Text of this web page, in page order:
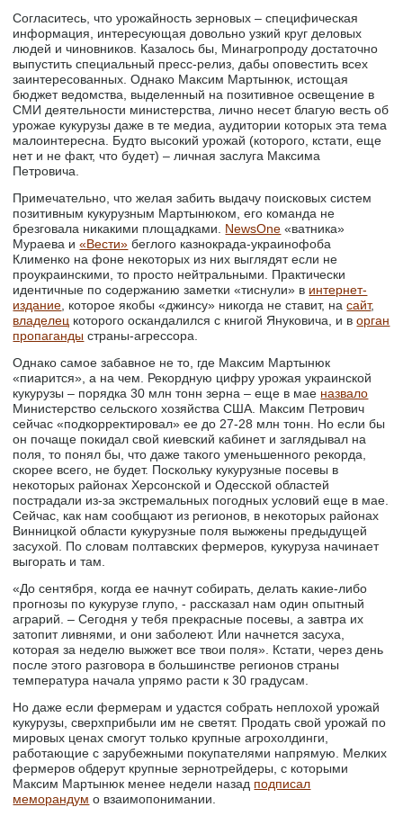
Согласитесь, что урожайность зерновых – специфическая
информация, интересующая довольно узкий круг деловых
людей и чиновников. Казалось бы, Минагропроду достаточно
выпустить специальный пресс-релиз, дабы оповестить всех
заинтересованных. Однако Максим Мартынюк, истощая
бюджет ведомства, выделенный на позитивное освещение в
СМИ деятельности министерства, лично несет благую весть об
урожае кукурузы даже в те медиа, аудитории которых эта тема
малоинтересна. Будто высокий урожай (которого, кстати, еще
нет и не факт, что будет) – личная заслуга Максима
Петровича.
Примечательно, что желая забить выдачу поисковых систем
позитивным кукурузным Мартынюком, его команда не
брезговала никакими площадками. NewsOne «ватника»
Мураева и«Вести» беглого казнокрада-украинофоба
Клименко на фоне некоторых из них выглядят если не
проукраинскими, то просто нейтральными. Практически
идентичные по содержанию заметки «тиснули» в интернет-
издание , которое якобы «джинсу» никогда не ставит, насайт,
владелец которого оскандалился с книгой Януковича, и ворган
пропаганды страны-агрессора.
Однако самое забавное не то, где Максим Мартынюк
«пиарится», а на чем. Рекордную цифру урожая украинской
кукурузы – порядка 30 млн тонн зерна – еще в мае назвало
Министерство сельского хозяйства США. Максим Петрович
сейчас «подкорректировал» ее до 27-28 млн тонн. Но если бы
он почаще покидал свой киевский кабинет и заглядывал на
поля, то понял бы, что даже такого уменьшенного рекорда,
скорее всего, не будет. Поскольку кукурузные посевы в
некоторых районах Херсонской и Одесской областей
пострадали из-за экстремальных погодных условий еще в мае.
Сейчас, как нам сообщают из регионов, в некоторых районах
Винницкой области кукурузные поля выжжены предыдущей
засухой. По словам полтавских фермеров, кукуруза начинает
выгорать и там.
«До сентября, когда ее начнут собирать, делать какие-либо
прогнозы по кукурузе глупо, - рассказал нам один опытный
аграрий. – Сегодня у тебя прекрасные посевы, а завтра их
затопит ливнями, и они заболеют. Или начнется засуха,
которая за неделю выжжет все твои поля». Кстати, через день
после этого разговора в большинстве регионов страны
температура начала упрямо расти к 30 градусам.
Но даже если фермерам и удастся собрать неплохой урожай
кукурузы, сверхприбыли им не светят. Продать свой урожай по
мировых ценах смогут только крупные агрохолдинги,
работающие с зарубежными покупателями напрямую. Мелких
фермеров обдерут крупные зернотрейдеры, с которыми
Максим Мартынюк менее недели назад подписал
меморандум о взаимопонимании.